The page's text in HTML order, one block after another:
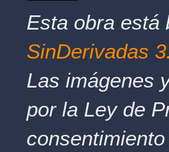
Esta obra está
SinDerivadas
Las imágenes
por la Ley de